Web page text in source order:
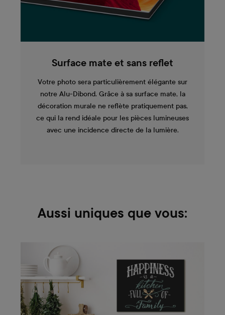
Surface mate et sans reflet
Votre photo sera particulièrement élégante sur
notre Alu-Dibond. Grâce à sa surface mate, la
décoration murale ne reflète pratiquement pas,
ce qui la rend idéale pour les pièces lumineuses
avec une incidence directe de la lumière.
Aussi uniques que vous: